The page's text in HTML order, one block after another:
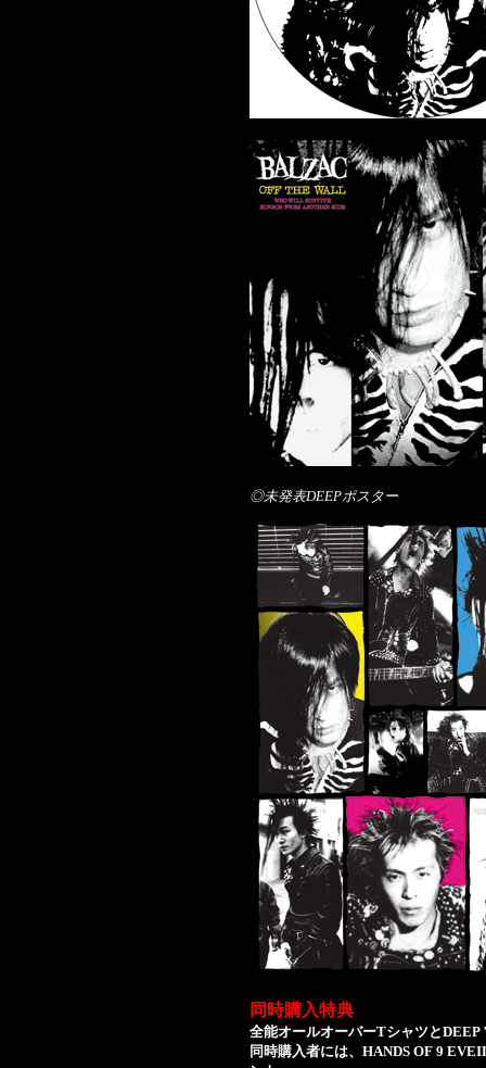
◎未発表DEEPポスター
同時購入特典
全能オールオーバーTシャツと
同時購入者には、HANDS OF 9